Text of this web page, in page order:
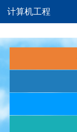
计算机工程